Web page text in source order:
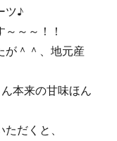
ツ♪
～～！！
が＾＾、地元産
本来の甘味ほん
だくと、